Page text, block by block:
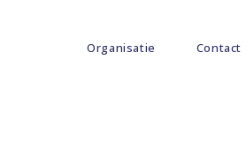
Organisatie Contact